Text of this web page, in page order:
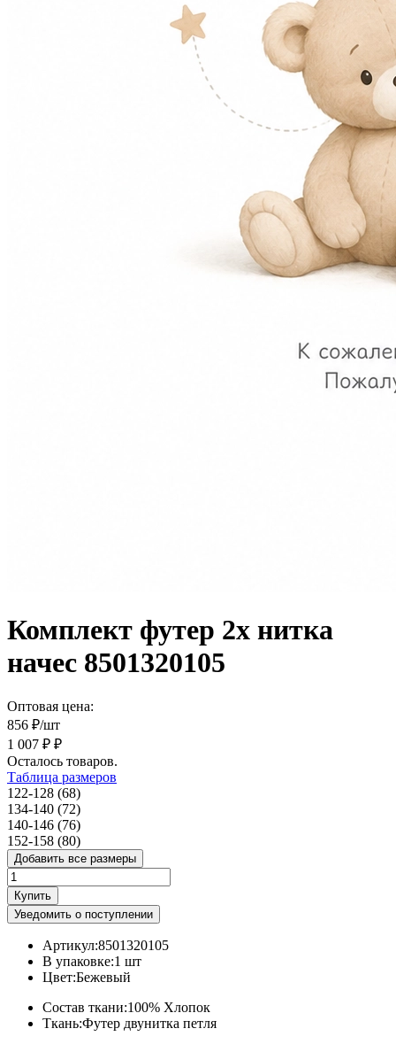
Комплект футер 2х нитка
начес 8501320105
Оптовая цена:
856 ₽/шт
1 007 ₽ ₽
Осталось товаров.
Таблица размеров
122-128 (68)
134-140 (72)
140-146 (76)
152-158 (80)
Добавить все размеры
Купить
Уведомить о поступлении
Артикул:8501320105
В упаковке:1 шт
Цвет:Бежевый
Состав ткани:100% Хлопок
Ткань:Футер двунитка петля